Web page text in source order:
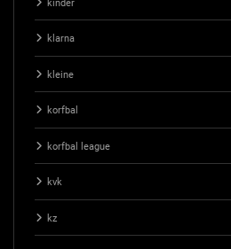
kinder
klarna
kleine
korfbal
korfbal league
kvk
kz